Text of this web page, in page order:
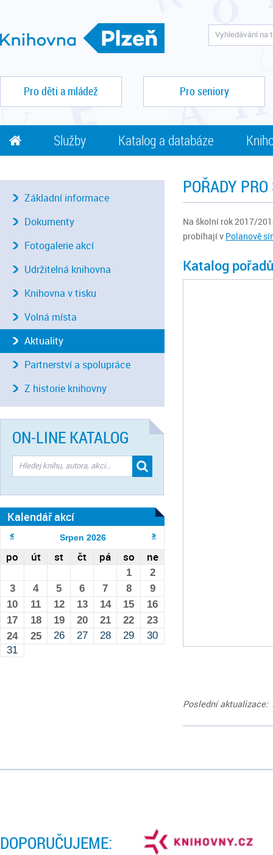
Pro děti a mládež Pro seniory
Služby Katalog a databáze
POŘADY
Na školní rok 2017/
probíhají v Polanově
Katalog
Poslední aktualizace:
Základní informace
Dokumenty
Fotogalerie akcí
Udržitelná knihovna
Knihovna v tisku
Volná místa
Aktuality
Partnerství a spolupráce
Z historie knihovny
ON-LINE KATALOG
Kalendář akcí
Srpen 2026
po út st čt pá so ne
1
2
3
4 5 6 7 8
9
10
11 12 13 14 15
16
17
18 19 20 21 22
23
24
25 26 27 28 29
30
31
DOPORUČUJEME: